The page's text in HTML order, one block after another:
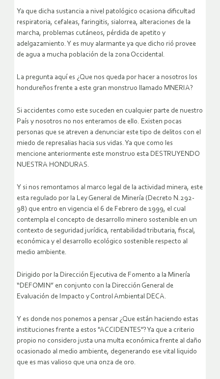
Ya que dicha sustancia a nivel patológico ocasiona dificultad
respiratoria, cefaleas, faringitis, sialorrea, alteraciones de la
marcha, problemas cutáneos, pérdida de apetito y
adelgazamiento. Y es muy alarmante ya que dicho rió provee
de agua a mucha población de la zona Occidental.
La pregunta aquí es ¿Que nos queda por hacer a nosotros los
hondureños frente a este gran monstruo llamado MNERIA?
Si accidentes como este suceden en cualquier parte de nuestro
País y nosotros no nos enteramos de ello. Existen pocas
personas que se atreven a denunciar este tipo de delitos con el
miedo de represalias hacia sus vidas. Ya que como les
mencione anteriormente este monstruo esta DESTRUYENDO
NUESTRA HONDURAS.
Y si nos remontamos al marco legal de la actividad minera, este
esta regulado por la Ley General de Minería (Decreto N.292-
98) que entro en vigencia el 6 de Febrero de 1999, el cual
contempla el concepto de desarrollo minero sostenible en un
contexto de seguridad jurídica, rentabilidad tributaria, fiscal,
económica y el desarrollo ecológico sostenible respecto al
medio ambiente.
Dirigido por la Dirección Ejecutiva de Fomento a la Minería
“DEFOMIN” en conjunto con la Dirección General de
Evaluación de Impacto y Control Ambiental DECA.
Y es donde nos ponemos a pensar ¿Que están haciendo estas
instituciones frente a estos "ACCIDENTES"? Ya que a criterio
propio no considero justa una multa económica frente al daño
ocasionado al medio ambiente, degenerando ese vital liquido
que es mas valioso que una onza de oro.